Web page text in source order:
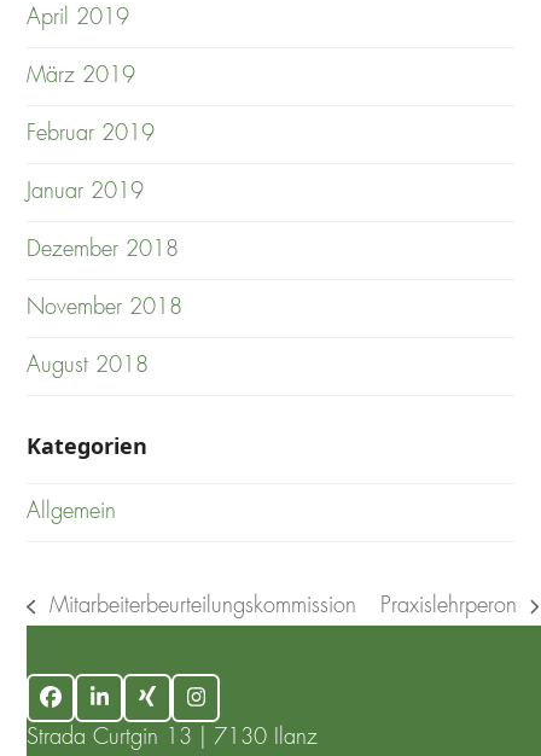
April 2019
März 2019
Februar 2019
Januar 2019
Dezember 2018
November 2018
August 2018
Kategorien
Allgemein
previous
Mitarbeiterbeurteilungskommission
next
Praxislehrperon
FacebookLinkedInXing
Instagram
Strada Curtgin 13 | 7130 Ilanz